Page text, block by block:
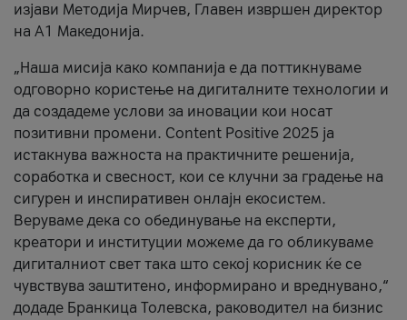
изјави Методија Мирчев, Главен извршен директор
на А1 Македонија.
„Наша мисија како компанија е да поттикнуваме
одговорно користење на дигиталните технологии и
да создадеме услови за иновации кои носат
позитивни промени. Content Positive 2025 ја
истакнува важноста на практичните решенија,
соработка и свесност, кои се клучни за градење на
сигурен и инспиративен онлајн екосистем.
Веруваме дека со обединување на експерти,
креатори и институции можеме да го обликуваме
дигиталниот свет така што секој корисник ќе се
чувствува заштитено, информирано и вреднувано,“
додаде Бранкица Толевска, раководител на бизнис